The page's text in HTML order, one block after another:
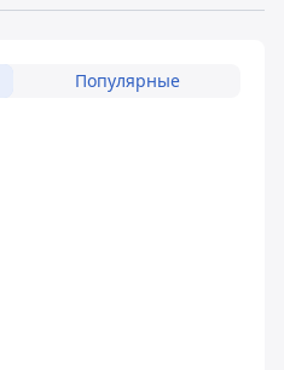
Популярные